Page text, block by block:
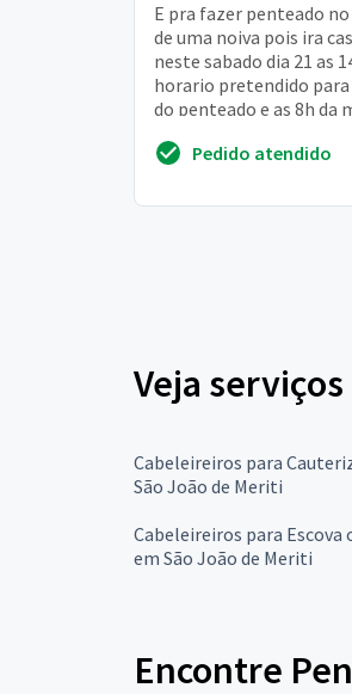
E pra fazer penteado
de uma noiva pois ira
neste sabado dia 21 as
horario pretendido
do penteado e as 8h da
as 14hPedido atendido
Veja
Cabeleireiros para
São João de Meriti
Cabeleireiros para Escova
em São João de Meriti
Encontre